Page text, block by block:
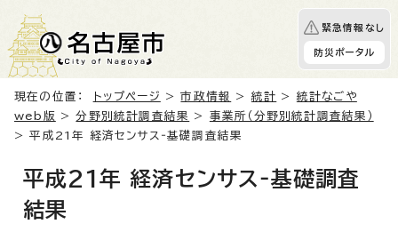
緊急情報なし
防災ポータル
現在の位置： トップページ >市政情報 > 統計 > 統計なごや
web版 >分野別統計調査結果 > 事業所（分野別統計調査結果）
> 平成21年 経済センサス‐基礎調査結果
平成21年 経済センサス‐基礎調査
結果